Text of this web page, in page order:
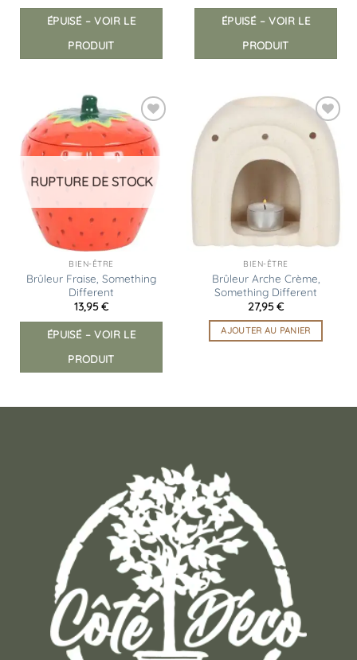
ÉPUISÉ – VOIR LE
PRODUIT
ÉPUISÉ – VOIR LE
PRODUIT
Ajouter
à la
liste
RUPTURE DE STOCK
BIEN-ÊTRE
Brûleur Fraise, Something
Different
13,95€
ÉPUISÉ – VOIR LE
PRODUIT
Ajouter
à la
BIEN-ÊTRE
Brûleur Arche Crème,
Something Different
27,95€
AJOUTER AU PANIER